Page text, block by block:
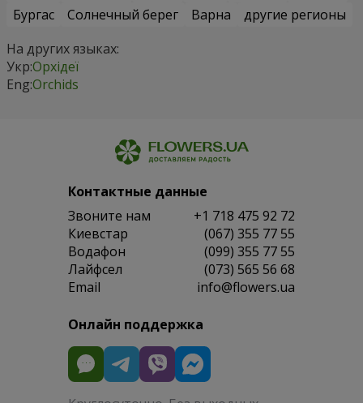
Бургас
Солнечный берег Варна
другие регионы
На других языках:
Укр:Орхідеї
Eng:Orchids
Контактные данные
Звоните нам
+1 718 475 92 72
Киевстар
(067) 355 77 55
Водафон
(099) 355 77 55
Лайфсел
(073) 565 56 68
Email
info@flowers.ua
Онлайн поддержка